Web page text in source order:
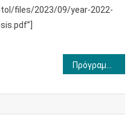
files/2023/09/year-2022-